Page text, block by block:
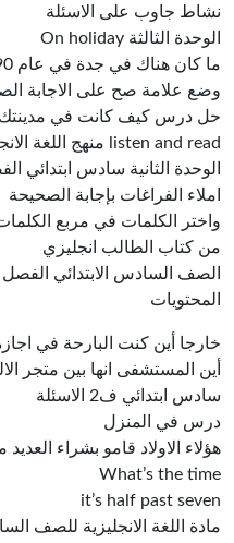
نشاط جاوب على الاسئلة
الوحدة الثالثة On holiday
ما كان هناك في جدة في عام 1890 اقرأ النشاط
وضع علامة صح على الاجابة
حل درس كيف كانت في مدينتك
listen and read منهج اللغة الانجليزية
الوحدة الثانية سادس ابتدائي
املاء الفراغات بإجابة الصحيحة
واختر الكلمات في مربع
من كتاب الطالب انجليزي
الصف السادس الابتدائي الفصل
المحتويات
خارجا أين كنت البارحة في
أين المستشفى انها بين متجر
سادس ابتدائي ف2 الاسئلة
درس في المنزل
هؤلاء الاولاد قامو بشراء العديد
What’s the time
it’s half past seven
مادة اللغة الانجليزية للصف